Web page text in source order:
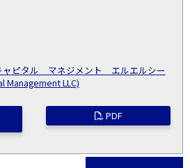
ピタル マネジメント エルエルシー
Management LLC)
PDF